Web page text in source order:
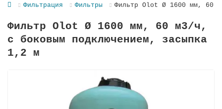
Фильтрация Фильтры Фильтр Olot Ø 1600 мм, 60
Фильтр Olot Ø 1600 мм, 60 м3/ч,
с боковым подключением, засыпка
1,2 м